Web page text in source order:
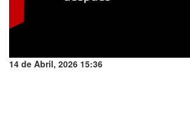
14 de Abril, 2026 15:36